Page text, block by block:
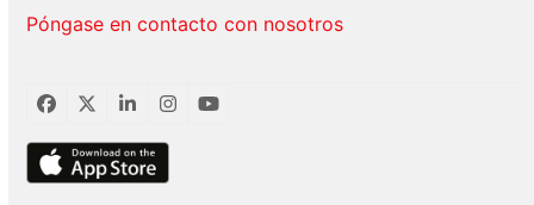
Póngase en contacto con nosotros
Facebook
TwitterLinkedInInstagram
YouTube